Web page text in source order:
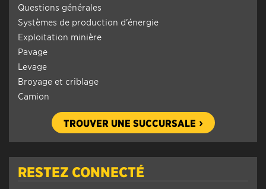
Questions générales
Systèmes de production d’énergie
Exploitation minière
Pavage
Levage
Broyage et criblage
Camion
TROUVER UNE SUCCURSALE
RESTEZ CONNECTÉ